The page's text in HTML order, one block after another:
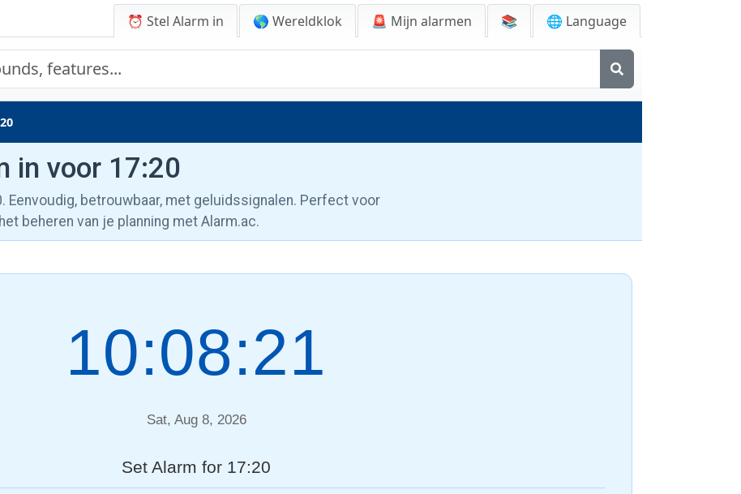
⏰ Stel Alarm in 🌎 Wereldklok 🚨 Mijn alarmen 📚 🌐 Language
in voor 17:20
Eenvoudig, betrouwbaar, met geluidssignalen. Perfect voor
beheren van je planning met Alarm.ac.
10:08:22
Sat, Aug 8, 2026
Set Alarm for 17:20